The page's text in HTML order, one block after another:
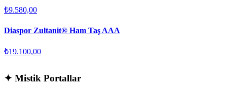
₺9.580,00
Diaspor Zultanit® Ham Taş AAA
₺19.100,00
✦ Mistik Portallar